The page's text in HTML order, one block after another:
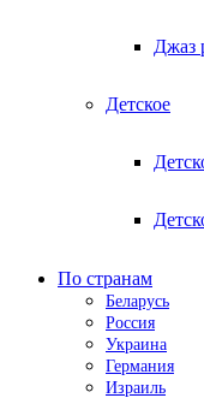
Джаз
Детское
По странам
Беларусь
Россия
Украина
Германия
Израиль